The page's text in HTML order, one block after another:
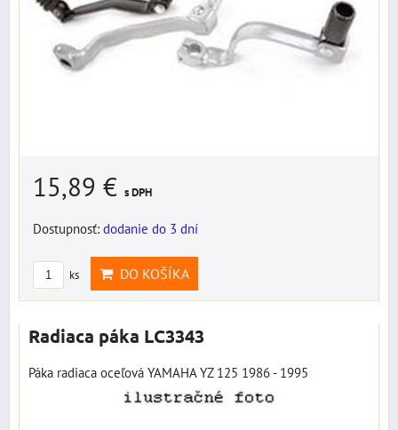
15,89 € s DPH
Dostupnosť: dodanie do 3 dní
ks DO KOŠÍKA
Radiaca páka LC3343
Páka radiaca oceľová YAMAHA YZ 125 1986 - 1995